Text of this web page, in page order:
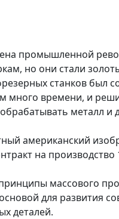
промышленной
но они стали
станков был
много времени, и
металл и
американский
на
массового
для развития
деталей.